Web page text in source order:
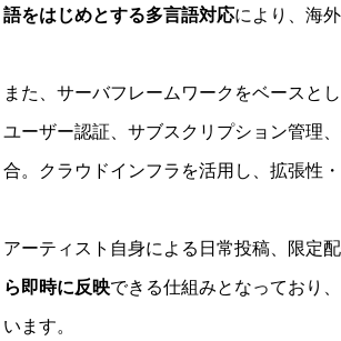
語をはじめとする多言語対応により、海
また、サーバフレームワークをベースと
ユーザー認証、サブスクリプション管理
合。クラウドインフラを活用し、拡張性
アーティスト自身による日常投稿、限定
ら即時に反映できる仕組みとなっており
います。